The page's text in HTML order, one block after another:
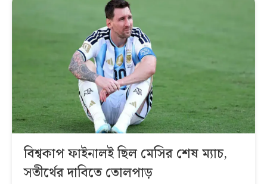
বিশ্বকাপ ফাইনালই ছিল মেসির শেষ ম্যাচ,
সতীর্থের দাবিতে তোলপাড়